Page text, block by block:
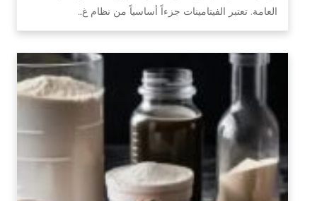
العامة. تعتبر الفيتامينات جزءاً أساسياً من نظام غ…